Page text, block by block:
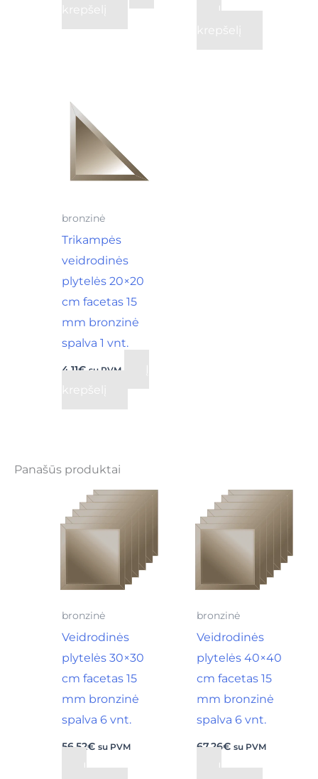
krepšelį
Į
krepšelį
bronzinė
Trikampės
veidrodinės
plytelės 20×20
cm facetas 15
mm bronzinė
spalva 1 vnt.
4,11€ su PVM
Į
krepšelį
Panašūs produktai
bronzinė
Veidrodinės
plytelės 30×30
cm facetas 15
mm bronzinė
spalva 6 vnt.
56,52€ su PVM
Į
bronzinė
Veidrodinės
plytelės 40×40
cm facetas 15
mm bronzinė
spalva 6 vnt.
67,26€ su PVM
Į